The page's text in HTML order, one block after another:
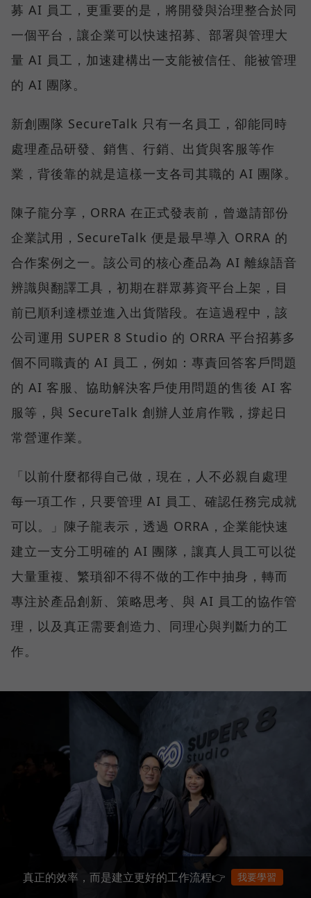
募 AI 員工，更重要的是，將開發與治理整合於同
一個平台，讓企業可以快速招募、部署與管理大
量 AI 員工，加速建構出一支能被信任、能被管理
的 AI 團隊。
新創團隊 SecureTalk 只有一名員工，卻能同時
處理產品研發、銷售、行銷、出貨與客服等作
業，背後靠的就是這樣一支各司其職的 AI 團隊。
陳子龍分享，ORRA 在正式發表前，曾邀請部份
企業試用，SecureTalk 便是最早導入 ORRA 的
合作案例之一。該公司的核心產品為 AI 離線語音
辨識與翻譯工具，初期在群眾募資平台上架，目
前已順利達標並進入出貨階段。在這過程中，該
公司運用 SUPER 8 Studio 的 ORRA 平台招募多
個不同職責的 AI 員工，例如：專責回答客戶問題
的 AI 客服、協助解決客戶使用問題的售後 AI 客
服等，與 SecureTalk 創辦人並肩作戰，撐起日
常營運作業。
「以前什麼都得自己做，現在，人不必親自處理
每一項工作，只要管理 AI 員工、確認任務完成就
可以。」陳子龍表示，透過 ORRA，企業能快速
建立一支分工明確的 AI 團隊，讓真人員工可以從
大量重複、繁瑣卻不得不做的工作中抽身，轉而
專注於產品創新、策略思考、與 AI 員工的協作管
理，以及真正需要創造力、同理心與判斷力的工
作。
真正的效率，而是建立更好的工作流程👉 我要學習